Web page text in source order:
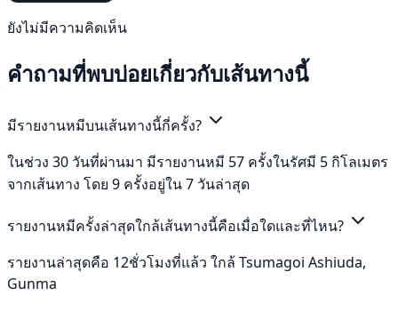
ยังไม่มีความคิดเห็น
คำถามที่พบบ่อยเกี่ยวกับเส้นทางนี้
มีรายงานหมีบนเส้นทางนี้กี่ครั้ง?
ในช่วง 30 วันที่ผ่านมา มีรายงานหมี 57 ครั้งในรัศมี 5 กิโลเมตร
จากเส้นทาง โดย 9 ครั้งอยู่ใน 7 วันล่าสุด
รายงานหมีครั้งล่าสุดใกล้เส้นทางนี้คือเมื่อใดและที่ไหน?
รายงานล่าสุดคือ 12ชั่วโมงที่แล้ว ใกล้ Tsumagoi Ashiuda,
Gunma